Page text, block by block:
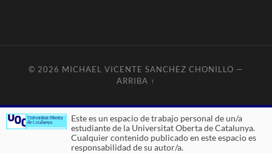
© 2026 MICHAEL VICENTE SANCHEZ CHONILLO —
ARRIBA ↑
Este es un espacio de trabajo personal de un/a
estudiante de la Universitat Oberta de Catalunya.
Cualquier contenido publicado en este espacio es
responsabilidad de su autor/a.